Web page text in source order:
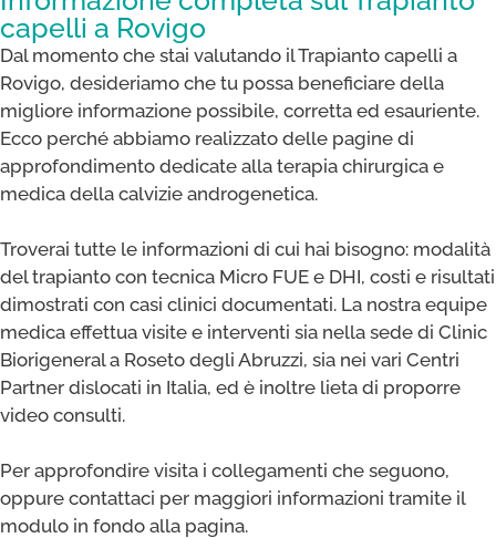
capelli a Rovigo
Dal momento che stai valutando il Trapianto capelli a
Rovigo, desideriamo che tu possa beneficiare della
migliore informazione possibile, corretta ed esauriente.
Ecco perché abbiamo realizzato delle pagine di
approfondimento dedicate alla terapia chirurgica e
medica della calvizie androgenetica.
Troverai tutte le informazioni di cui hai bisogno: modalità
del trapianto con tecnica Micro FUE e DHI, costi e risultati
dimostrati con casi clinici documentati. La nostra equipe
medica effettua visite e interventi sia nella sede di Clinic
Biorigeneral a Roseto degli Abruzzi, sia nei vari Centri
Partner dislocati in Italia, ed è inoltre lieta di proporre
video consulti.
Per approfondire visita i collegamenti che seguono,
oppure contattaci per maggiori informazioni tramite il
modulo in fondo alla pagina.